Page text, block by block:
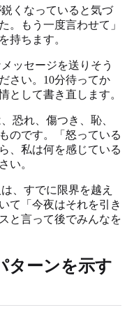
くなっていると気づ
。もう一度言わせて」
持ちます。
ッセージを送りそう
さい。10分待ってか
として書き直します。
恐れ、傷つき、恥、
のです。「怒っている
、私は何を感じている
い。
、すでに限界を越え
て「今夜はそれを引き
と言って後でみんなを
ターンを示す